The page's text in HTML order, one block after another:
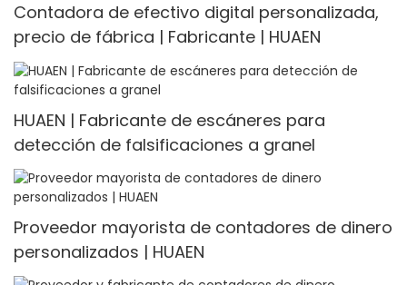
Contadora de efectivo digital personalizada,
precio de fábrica | Fabricante | HUAEN
HUAEN | Fabricante de escáneres para
detección de falsificaciones a granel
Proveedor mayorista de contadores de dinero
personalizados | HUAEN